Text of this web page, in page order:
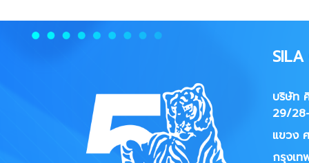
บริษัท
29/
แขวง
กรุงเท